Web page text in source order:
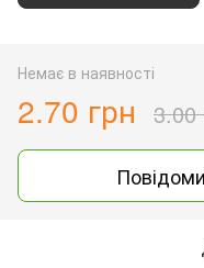
Немає в наявності
2.70 грн 3.00